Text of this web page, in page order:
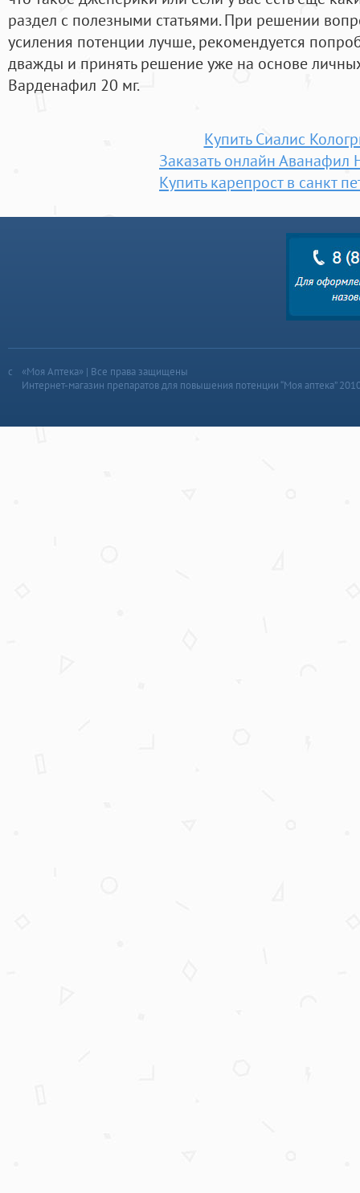
раздел с полезными статьями. При решении
усиления потенции лучше, рекомендуется
дважды и принять решение уже на основе
Варденафил 20 мг.
Купить Сиалис
Заказать онлайн Аванафил
Купить карепрост в санкт
«Моя Аптека» | Все права защищены
Интернет-магазин препаратов для повышения потенции “Моя аптека”